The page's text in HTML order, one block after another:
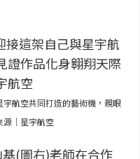
航空共同打造的藝術機，親眼
源｜星宇航空